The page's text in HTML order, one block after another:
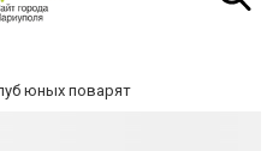
юных поварят